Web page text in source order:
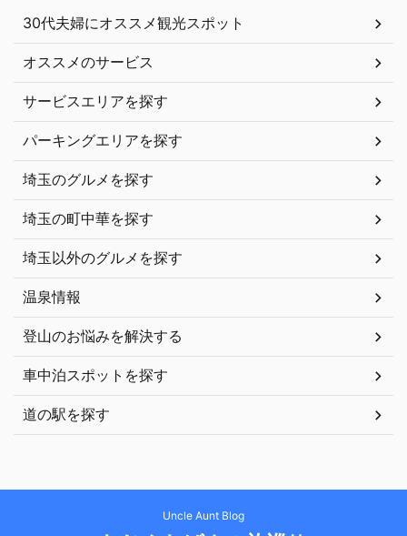
30代夫婦にオススメ観光スポット
オススメのサービス
サービスエリアを探す
パーキングエリアを探す
埼玉のグルメを探す
埼玉の町中華を探す
埼玉以外のグルメを探す
温泉情報
登山のお悩みを解決する
車中泊スポットを探す
道の駅を探す
Uncle Aunt Blog